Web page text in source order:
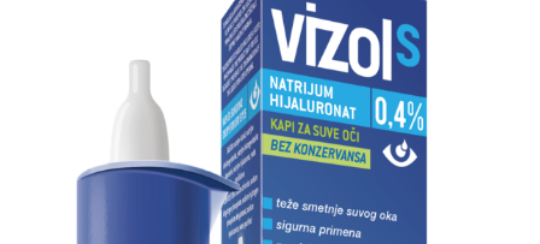
Remember me Lost password?